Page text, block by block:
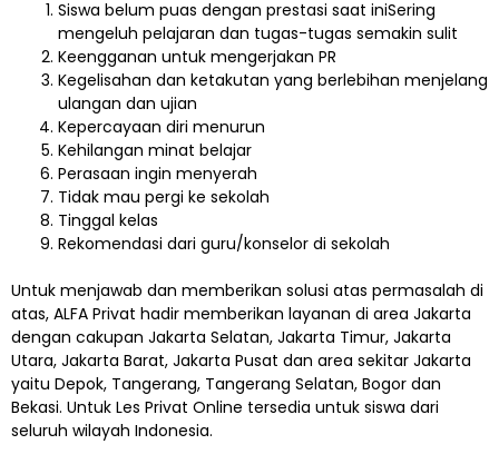
Siswa belum puas dengan prestasi saat iniSering
mengeluh pelajaran dan tugas-tugas semakin sulit
Keengganan untuk mengerjakan PR
Kegelisahan dan ketakutan yang berlebihan menjelang
ulangan dan ujian
Kepercayaan diri menurun
Kehilangan minat belajar
Perasaan ingin menyerah
Tidak mau pergi ke sekolah
Tinggal kelas
Rekomendasi dari guru/konselor di sekolah
Untuk menjawab dan memberikan solusi atas permasalah di
atas, ALFA Privat hadir memberikan layanan di area Jakarta
dengan cakupan Jakarta Selatan, Jakarta Timur, Jakarta
Utara, Jakarta Barat, Jakarta Pusat dan area sekitar Jakarta
yaitu Depok, Tangerang, Tangerang Selatan, Bogor dan
Bekasi. Untuk Les Privat Online tersedia untuk siswa dari
seluruh wilayah Indonesia.